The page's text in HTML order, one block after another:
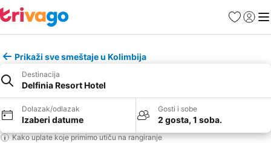
FavoritiPrijavi
Prikaži sve smeštaje u Kolimbija
Destinacija
Delfinia Resort Hotel
Dolazak/odlazak
Izaberi datume
Gosti i sobe
2 gosta, 1 soba.
Kako uplate koje primimo utiču na rangiranje